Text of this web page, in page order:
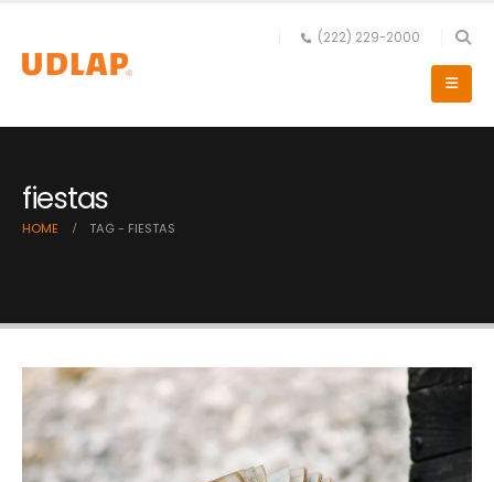
(222) 229-2000
fiestas
HOME TAG - FIESTAS